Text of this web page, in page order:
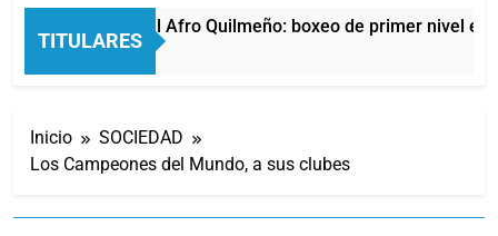
TITULARES
La noche del Afro Quilmeño: boxeo de primer nivel en
11 Horas Atrás
Inicio
SOCIEDAD
Los Campeones del Mundo, a sus clubes